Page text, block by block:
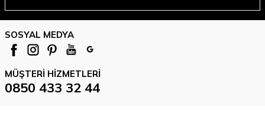
SOSYAL MEDYA
MÜŞTERI HIZMETLERI
0850 433 32 44